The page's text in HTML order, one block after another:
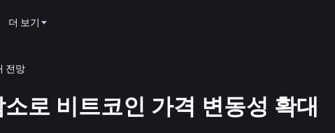
더 보기
전망
로 비트코인 ​​가격 변동성 확대